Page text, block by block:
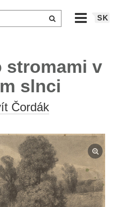
SK
stromami v
slnci
Čordák